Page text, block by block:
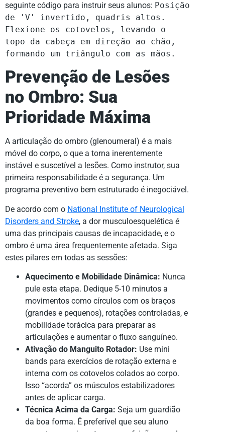
seguinte código para instruir seus alunos: Posição
de 'V' invertido, quadris altos.
Flexione os cotovelos, levando o
topo da cabeça em direção ao chão,
formando um triângulo com as mãos.
Prevenção de Lesões
no Ombro: Sua
Prioridade Máxima
A articulação do ombro (glenoumeral) é a mais
móvel do corpo, o que a torna inerentemente
instável e suscetível a lesões. Como instrutor, sua
primeira responsabilidade é a segurança. Um
programa preventivo bem estruturado é inegociável.
De acordo com o National Institute of Neurological
Disorders and Stroke, a dor musculoesquelética é
uma das principais causas de incapacidade, e o
ombro é uma área frequentemente afetada. Siga
estes pilares em todas as sessões:
Aquecimento e Mobilidade Dinâmica: Nunca
pule esta etapa. Dedique 5-10 minutos a
movimentos como círculos com os braços
(grandes e pequenos), rotações controladas, e
mobilidade torácica para preparar as
articulações e aumentar o fluxo sanguíneo.
Ativação do Manguito Rotador: Use mini
bands para exercícios de rotação externa e
interna com os cotovelos colados ao corpo.
Isso “acorda” os músculos estabilizadores
antes de aplicar carga.
Técnica Acima da Carga: Seja um guardião
da boa forma. É preferível que seu aluno